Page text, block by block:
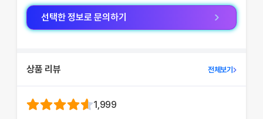
선택한 정보로 문의하기
상품 리뷰 전체보기
1,999